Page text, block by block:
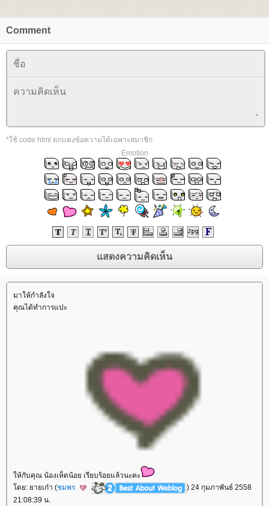
Comment
*ใช้ code html ตกแต่งข้อความได้เฉพาะสมาชิก
Emotion
มาให้กำลังใจ
คุณได้ทำการแปะ
ห้กับคุณ น้องเห็ดน้อย เรียบร้อยแล้วนะคะ
ดย: ยายเก๋า (ชมพร
) 24 กุมภาพันธ์ 2558
21:08:39 น.